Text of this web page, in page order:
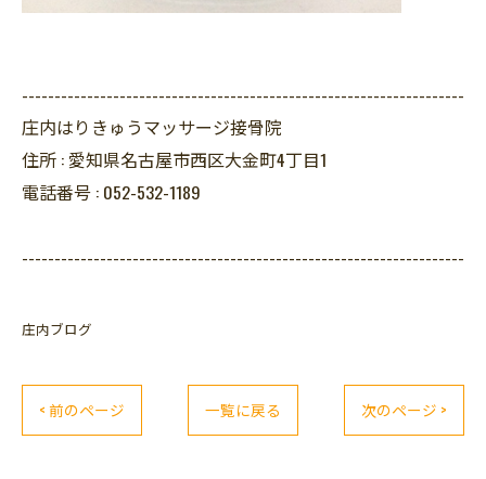
--------------------------------------------------------------------
庄内はりきゅうマッサージ接骨院
住所 : 愛知県名古屋市西区大金町4丁目1
電話番号 : 052-532-1189
--------------------------------------------------------------------
庄内ブログ
< 前のページ 一覧に戻る 次のページ >